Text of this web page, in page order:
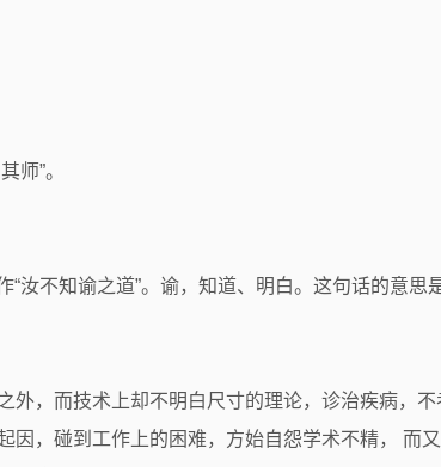
师”。
“汝不知谕之道”。谕，知道、明白。这句话的意思
外，而技术上却不明白尺寸的理论，诊治疾病，
因，碰到工作上的困难，方始自怨学术不精， 而